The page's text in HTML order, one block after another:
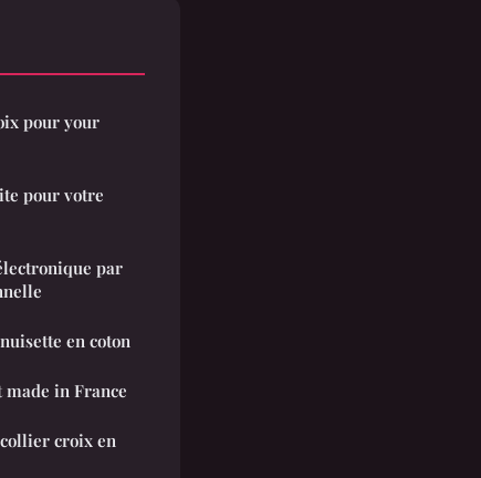
pour your
pour votre
par
en coton
made in France
croix en